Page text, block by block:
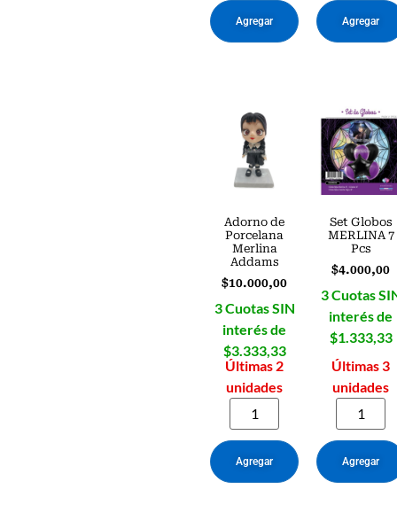
Agregar Agregar
Adorno de
Porcelana
Merlina
Addams
$10.000,00
3 Cuotas SIN
interés de
$3.333,33
Últimas 2
unidades
Agregar
Set Globos
MERLINA 7
Pcs
$4.000,00
3 Cuotas
interés de
$1.333,33
Últimas 3
unidades
Agregar